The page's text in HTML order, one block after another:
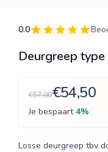
0.0
Deurgreep
€57,00€54,50
Je bespaart4%
Losse deurgreep tbv